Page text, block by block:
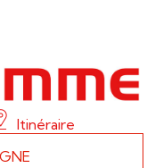
Itinéraire